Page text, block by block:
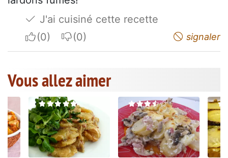
J'ai cuisiné cette recette
I apreciateI do not appreciate signaler
Vous allez aimer